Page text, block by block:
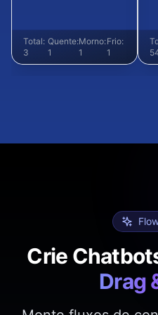
Total:
3
Quente:
1
Morno:
1
Frio:
1
Crie
Drag